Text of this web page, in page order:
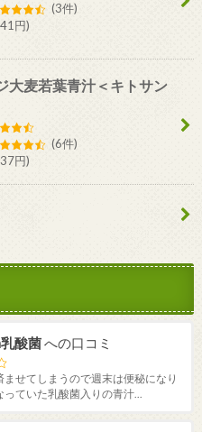
(3件)
円)
大麦若葉青汁＜キトサン
(6件)
円)
酸菌への口コミ
せてしまうので週末は便秘になり
ていた乳酸菌入りの青汁...